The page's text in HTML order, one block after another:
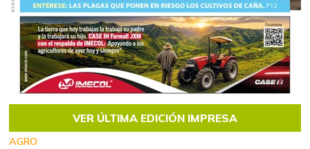
VER ÚLTIMA EDICIÓN IMPRESA
AGRO